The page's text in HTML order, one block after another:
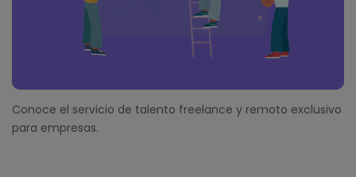
Conoce el servicio de talento freelance y remoto exclusivo
para empresas.